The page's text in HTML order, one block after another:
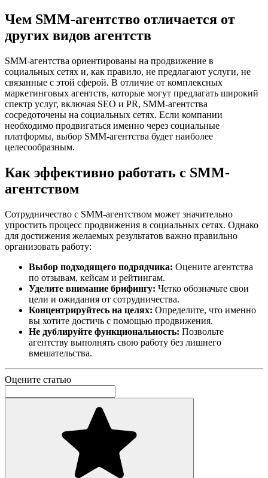
Чем SMM-агентство отличается от
других видов агентств
SMM-агентства ориентированы на продвижение в
социальных сетях и, как правило, не предлагают услуги, не
связанные с этой сферой. В отличие от комплексных
маркетинговых агентств, которые могут предлагать широкий
спектр услуг, включая SEO и PR, SMM-агентства
сосредоточены на социальных сетях. Если компании
необходимо продвигаться именно через социальные
платформы, выбор SMM-агентства будет наиболее
целесообразным.
Как эффективно работать с SMM-
агентством
Сотрудничество с SMM-агентством может значительно
упростить процесс продвижения в социальных сетях. Однако
для достижения желаемых результатов важно правильно
организовать работу:
Выбор подходящего подрядчика: Оцените агентства
по отзывам, кейсам и рейтингам.
Уделите внимание брифингу: Четко обозначьте свои
цели и ожидания от сотрудничества.
Концентрируйтесь на целях: Определите, что именно
вы хотите достичь с помощью продвижения.
Не дублируйте функциональность: Позвольте
агентству выполнять свою работу без лишнего
вмешательства.
Оцените статью